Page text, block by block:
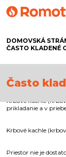
DOMOVSKÁ
ČASTO KLADENÉ
Často
Krbové kachle
prikladanie a v
Krbové kachle
Priestor nie je